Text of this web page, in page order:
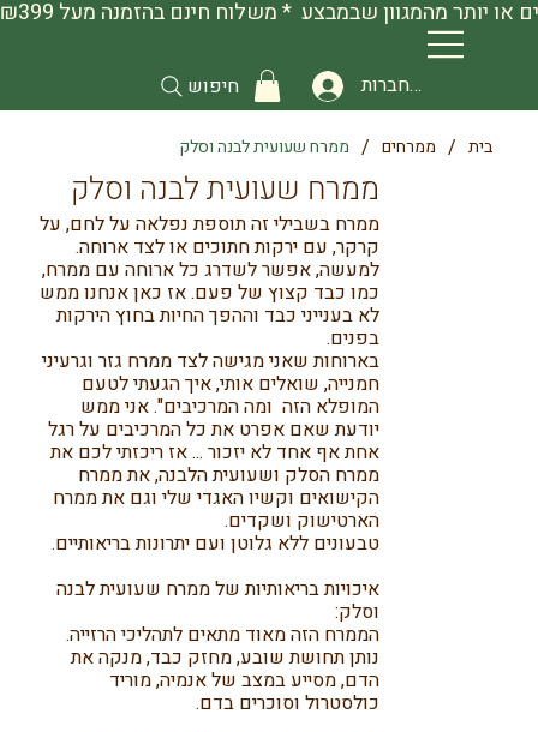
להתחברות חיפוש
בית / ממרחים / ממרח שעועית לבנה וסלק
ממרח שעועית לבנה וסלק
ממרח בשבילי זה תוספת נפלאה על לחם, על
קרקר, עם ירקות חתוכים או לצד ארוחה.
למעשה, אפשר לשדרג כל ארוחה עם ממרח,
כמו כבד קצוץ של פעם. אז כאן אנחנו ממש
לא בענייני כבד וההפך החיות בחוץ הירקות
בפנים.
בארוחות שאני מגישה לצד ממרח גזר וגרעיני
חמנייה, שואלים אותי, איך הגעתי לטעם
המופלא הזה ומה המרכיבים". אני ממש
יודעת שאם אפרט את כל המרכיבים על רגל
אחת אף אחד לא יזכור ... אז ריכזתי לכם את
ממרח הסלק ושעועית הלבנה, את ממרח
הקישואים וקשיו האגדי שלי וגם את ממרח
הארטישוק ושקדים.
טבעונים ללא גלוטן ועם יתרונות בריאותיים.
איכויות בריאותיות של ממרח שעועית לבנה
וסלק:
הממרח הזה מאוד מתאים לתהליכי הרזייה.
נותן תחושת שובע, מחזק כבד, מנקה את
הדם, מסייע במצב של אנמיה, מוריד
כולסטרול וסוכרים בדם.